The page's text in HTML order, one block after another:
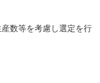
数等を考慮し選定を行